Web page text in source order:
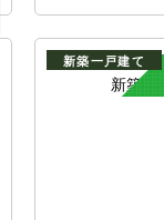
新築一戸建て